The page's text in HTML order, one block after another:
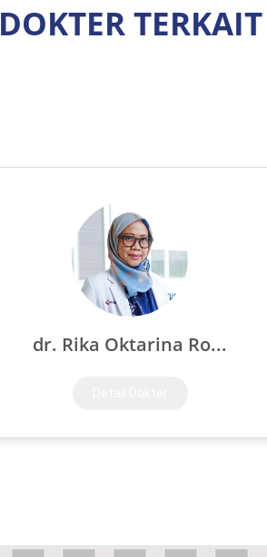
DOKTER TERKAIT
dr. Rika Oktarina Ro...